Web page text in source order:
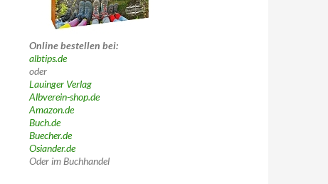
Online bestellen bei:
albtips.de
oder
Lauinger Verlag
Albverein-shop.de
Amazon.de
Buch.de
Buecher.de
Osiander.de
Oder im Buchhandel